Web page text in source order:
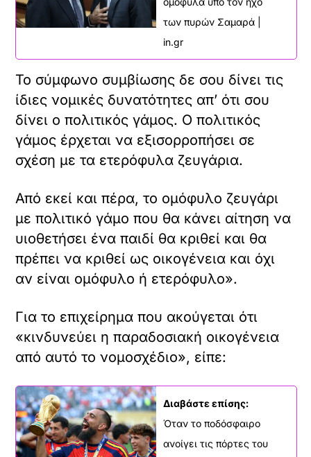
των πυρών Σαμαρά |
in.gr
Το σύμφωνο συμβίωσης δε σου δίνει τις
ίδιες νομικές δυνατότητες απ’ ότι σου
δίνει ο πολιτικός γάμος. Ο πολιτικός
γάμος έρχεται να εξισορροπήσει σε
σχέση με τα ετερόφυλα ζευγάρια.
Από εκεί και πέρα, το ομόφυλο ζευγάρι
με πολιτικό γάμο που θα κάνει αίτηση να
υιοθετήσει ένα παιδί θα κριθεί και θα
πρέπει να κριθεί ως οικογένεια και όχι
αν είναι ομόφυλο ή ετερόφυλο».
Για το επιχείρημα που ακούγεται ότι
«κινδυνεύει η παραδοσιακή οικογένεια
από αυτό το νομοσχέδιο», είπε:
Διαβάστε επίσης:
Όταν το ποδόσφαιρο
ανοίγει τις πόρτες του